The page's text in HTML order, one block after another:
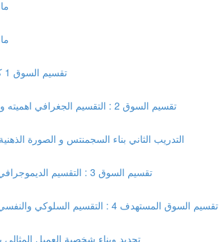
تقسيم السوق 1 كيف أبدا في تقسيم السوق (11:30)
تقسيم السوق 2 : التقسيم الجغرافي اهميته ولماذا نقسم السوق جغرافيا (15:00)
التدريب الثاني بناء السجمنتس و الصورة
تقسيم السوق 3 : التقسيم الديموجرافي وكيفية التسويق لكل جيل (21:06)
تقسيم السوق المستهدف 4 : التقسيم السلوكي والنفسي للعملاء مع الامثله العملية (27:48)
تحديد وبناء شخصية العميل المثالي